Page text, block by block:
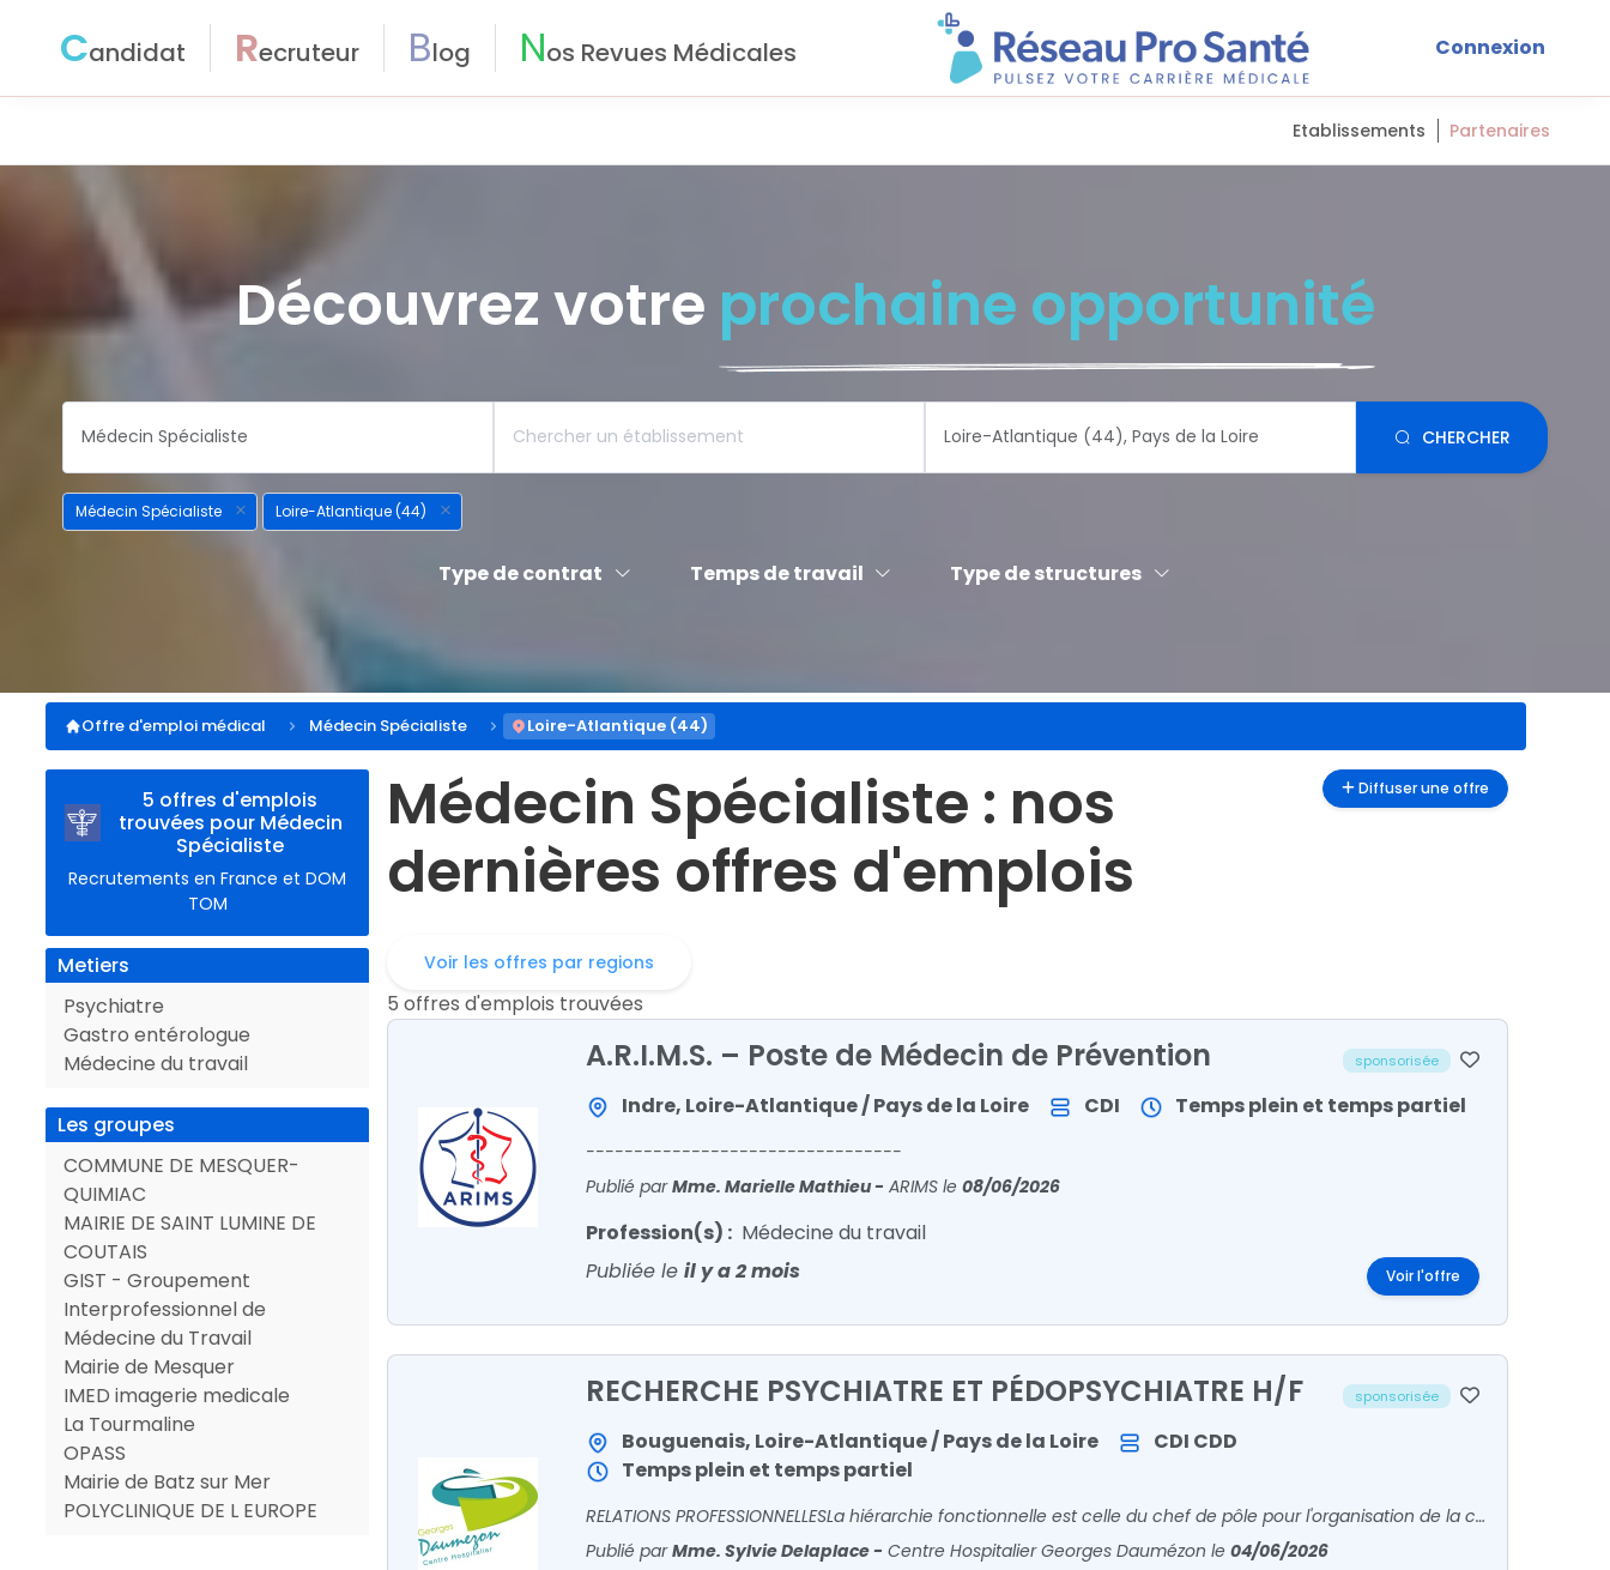
Candidat Recruteur Blog Nos Revues Médicales Connexion
Etablissements Partenaires
Découvrez votre prochaine opportunité
CHERCHER
Médecin Spécialiste Loire-Atlantique (44)
Type de contrat Temps de travail Type de structures
Offre d'emploi médical Médecin Spécialiste Loire-Atlantique (44)
5 offres d'emplois
trouvées pour Médecin
Spécialiste
Recrutements en France et DOM
TOM
Metiers
Psychiatre
Gastro entérologue
Médecine du travail
Les groupes
COMMUNE DE MESQUER-
QUIMIAC
MAIRIE DE SAINT LUMINE DE
COUTAIS
GIST - Groupement
Interprofessionnel de
Médecine du Travail
Mairie de Mesquer
IMED imagerie medicale
La Tourmaline
OPASS
Mairie de Batz sur Mer
POLYCLINIQUE DE L EUROPE
Médecin Spécialiste : nos
dernières offres d'emplois
Diffuser une offre
Voir les offres par regions
5 offres d'emplois trouvées
A.R.I.M.S. – Poste de Médecin de Prévention sponsorisée
Indre, Loire-Atlantique / Pays de la Loire CDI Temps plein et temps partiel
---------------------------------
Publié parMme. Marielle Mathieu- ARIMS le 08/06/2026
Profession(s) : Médecine du travail
Publiée le il y a 2 mois Voir l'offre
RECHERCHE PSYCHIATRE ET PÉDOPSYCHIATRE H/F sponsorisée
Bouguenais, Loire-Atlantique / Pays de la Loire CDI CDD
Temps plein et temps partiel
RELATIONS PROFESSIONNELLESLa hiérarchie fonctionnelle est celle du chef de pôle pour l'organisation de la continuité des soins.
Publié parMme. Sylvie Delaplace- Centre Hospitalier Georges Daumézon le 04/06/2026